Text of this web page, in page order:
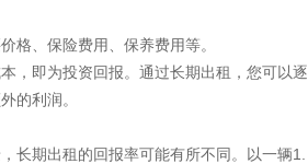
格、保险费用、保养费用等。
，即为投资回报。通过长期出租，您可以逐
的利润。
长期出租的回报率可能有所不同。以一辆1.